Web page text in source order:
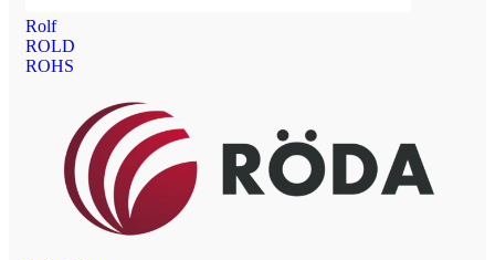
Rolf
ROLD
ROHS